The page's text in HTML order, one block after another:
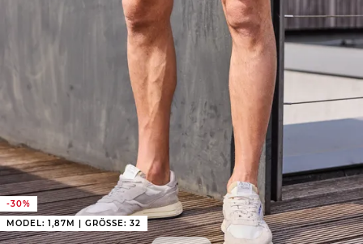
-30%
MODEL: 1,87M | GRÖSSE: 32